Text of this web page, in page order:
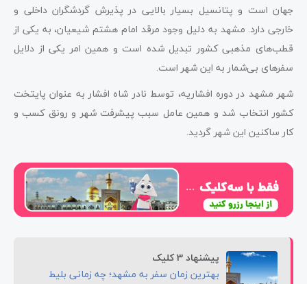
جهان است و پتانسیل بسیار بالایی در پذیرش گردشگران داخلی و
خارجی دارد. مشهد به دلیل وجود مرقد امام هشتم شیعیان، به یکی از
قطب‌های مذهبی کشور تبدیل شده است و همین امر یکی از دلایل
سفرهای بی‌شمار به این شهر است.
شهر مشهد در دوره افشاریه، توسط نادر شاه افشار به عنوان پایتخت
کشور انتخاب شد و همین عامل سبب پیشرفت شهر و رونق کسب و
کار ساکنین این شهر گردید.
پیشنهاد 3 کلیک
بهترین زمان سفر به مشهد؛ چه زمانی بلیط